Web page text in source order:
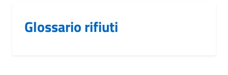
Glossario rifiuti